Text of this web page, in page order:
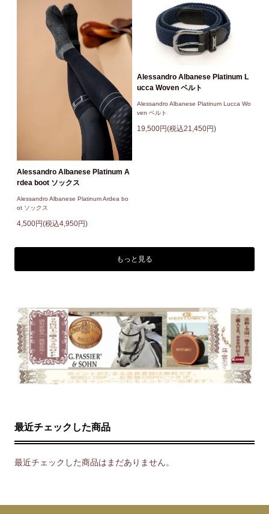
Alessandro Albanese Platinum A
rdea boot ソックス
Alessandro Albanese Platinum Ardea bo
ot ソックス
4,500円(税込4,950円)
Alessandro Albanese Platinum L
ucca Woven ベルト
Alessandro Albanese Platinum Lucca Wo
ven ベルト
19,500円(税込21,450円)
もっと見る
最近チェックした商品
最近チェックした商品はまだありません。